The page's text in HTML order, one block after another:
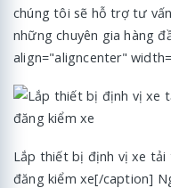
chúng tôi sẽ hỗ trợ tư
những chuyên gia hàng
align="aligncenter"
Lắp thiết bị định vị xe tải
đăng kiểm xe[/caption]